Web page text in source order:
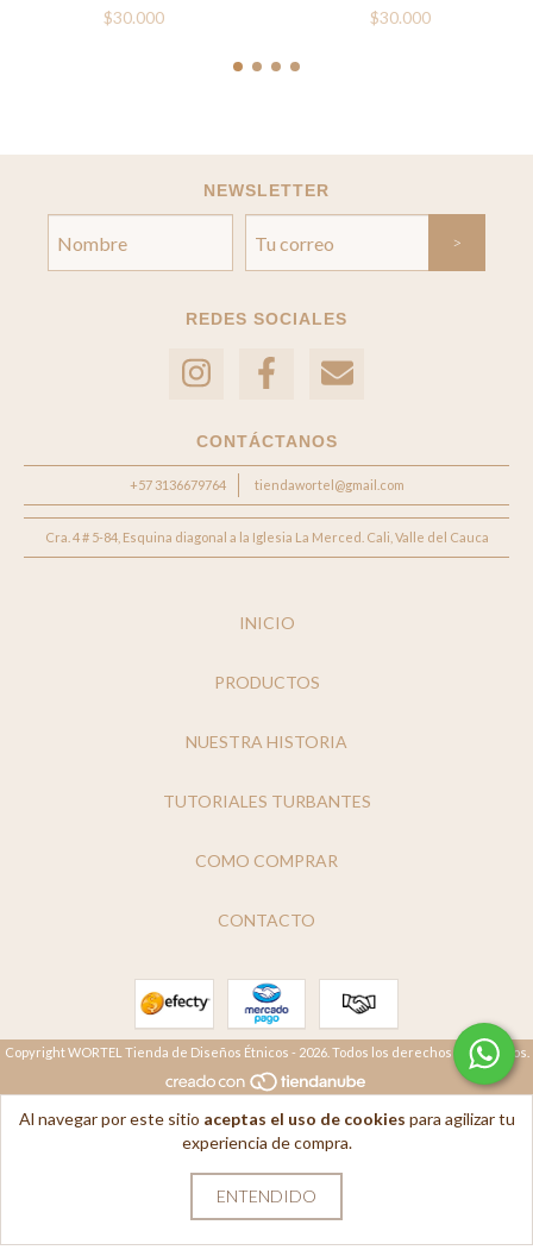
Al navegar por este sitio aceptas el uso de cookies para agilizar tu
experiencia de compra.
ENTENDIDO
$30.000
$30.000
NEWSLETTER
REDES SOCIALES
CONTÁCTANOS
+57 3136679764 tiendawortel@gmail.com
Cra. 4 # 5-84, Esquina diagonal a la Iglesia La Merced. Cali, Valle del Cauca
INICIO
PRODUCTOS
NUESTRA HISTORIA
TUTORIALES TURBANTES
COMO COMPRAR
CONTACTO
Copyright WORTEL Tienda de Diseños Étnicos - 2026. Todos los derechos reservados.